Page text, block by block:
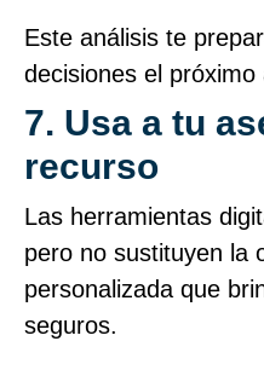
Este análisis te
decisiones el próximo
7. Usa a tu
recurso
Las herramientas
pero no sustituyen la
personalizada que
seguros.